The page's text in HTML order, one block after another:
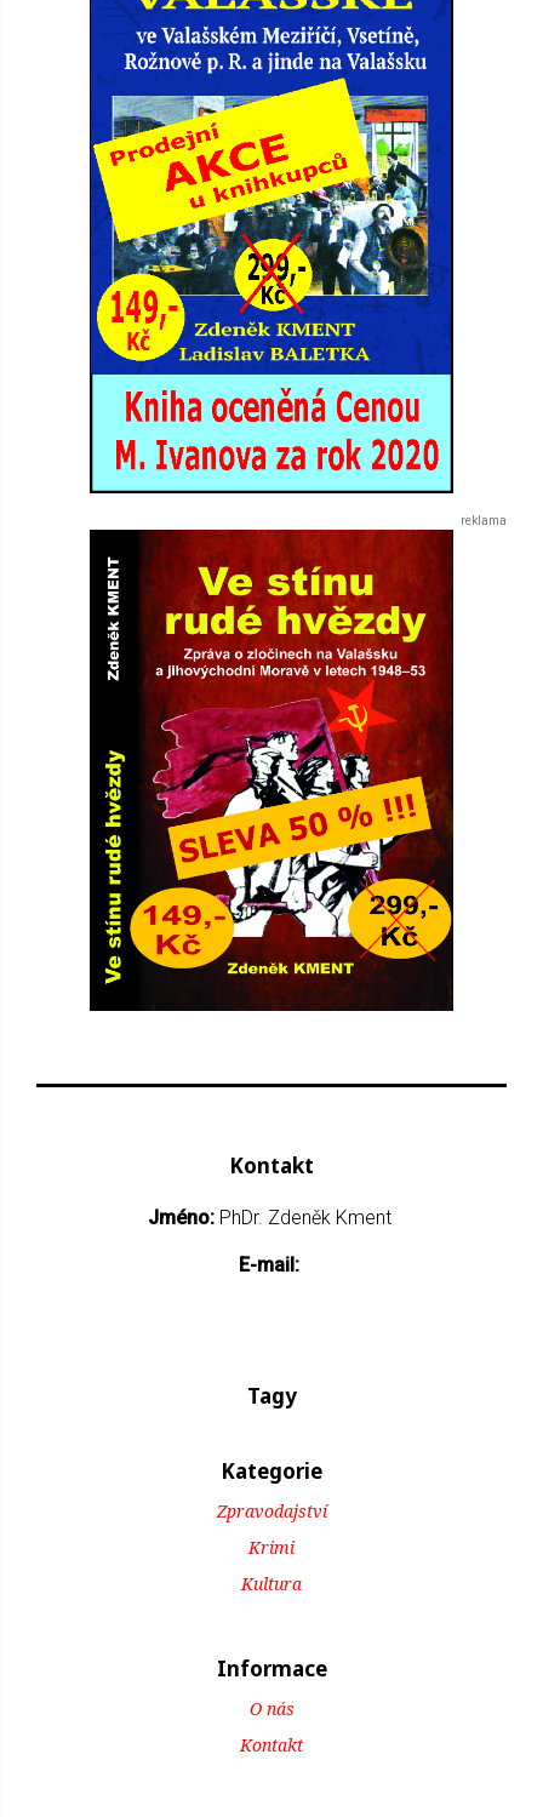
Kontakt
Jméno: PhDr. Zdeněk Kment
E-mail:
Tagy
Kategorie
Zpravodajství
Krimi
Kultura
Informace
O nás
Kontakt